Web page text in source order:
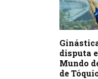
disputa
Mundo
de